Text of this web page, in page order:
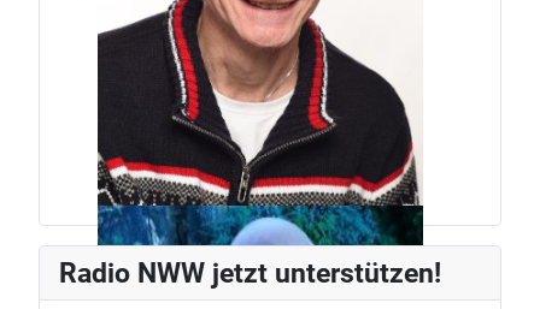
Jürg Weber
Radiomann, schon seit den frühen
80ern.
Radio NWW jetzt unterstützen!